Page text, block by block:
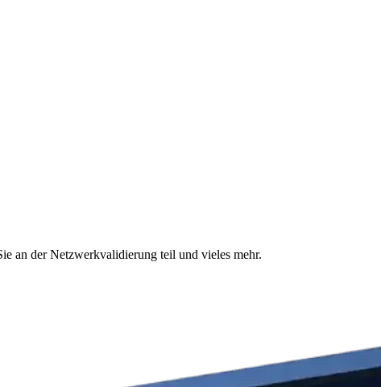
an der Netzwerkvalidierung teil und vieles mehr.